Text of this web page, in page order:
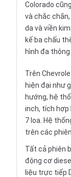
Colorado
và chắc
da và viền
kế ba chấu
hình đa
Trên
hiện đại như
hướng, hệ
inch, tích hợp
7 loa. Hệ
trên các
Tất cả phiên
động cơ
liệu trực tiếp